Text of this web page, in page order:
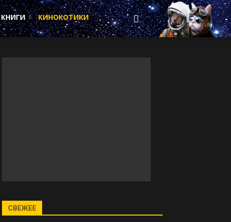
КНИГИ КИНОКОТИКИ
СВЕЖЕЕ